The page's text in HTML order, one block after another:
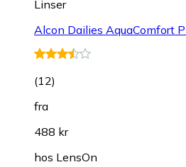
Linser
Alcon Dailies AquaComfort
(12)
fra
488 kr
hos LensOn